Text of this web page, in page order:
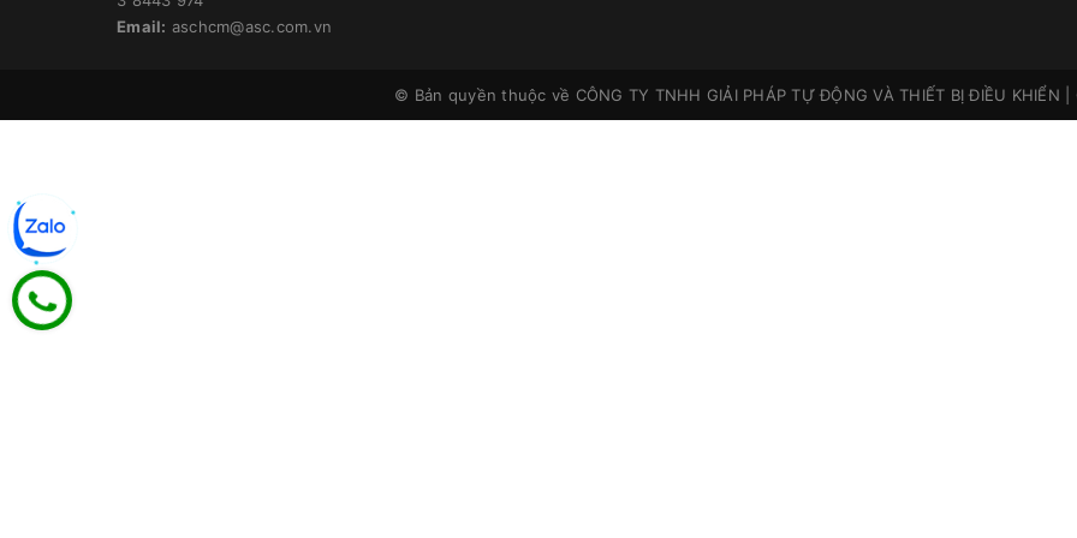
Email: aschcm@asc.com.vn
© Bản quyền thuộc về CÔNG TY TNHH GIẢI PHÁP TỰ ĐỘNG VÀ THIẾT BỊ ĐIỀU KHIỂN